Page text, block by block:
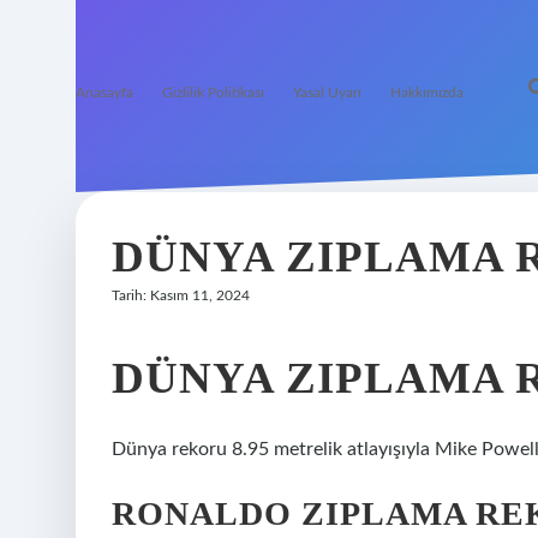
Anasayfa Gizlilik Politikası Yasal Uyarı Hakkımızda
DÜNYA ZIPLAMA
Tarih: Kasım 11, 2024
DÜNYA ZIPLAMA
Dünya rekoru 8.95 metrelik atlayışıyla Mike
RONALDO ZIPLAMA